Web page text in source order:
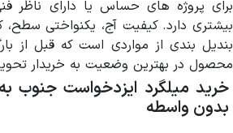
برای پروژه های حساس یا دارای ناظر
بیشتری دارد. کیفیت آج، یکنواختی سطح،
بندیل بندی از مواردی است که قبل از
محصول در بهترین وضعیت به خریدار
خرید میلگرد ایزدخواست جنوب
بدون واسطه